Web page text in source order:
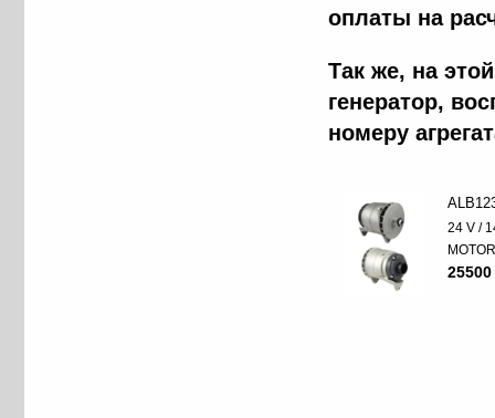
оплаты на
Так же, на
генератор,
номеру
24 V /